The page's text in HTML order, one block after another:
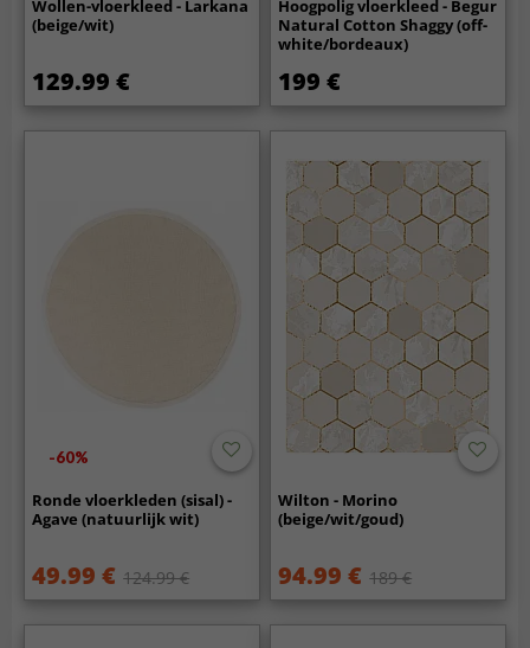
Wollen-vloerkleed - Larkana
(beige/wit)
129.99 €
Hoogpolig vloerkleed - Begur
Natural Cotton Shaggy (off-
white/bordeaux)
199 €
-60%
Ronde vloerkleden (sisal) -
Agave (natuurlijk wit)
49.99 € 124.99 €
Wilton - Morino
(beige/wit/goud)
94.99 € 189 €